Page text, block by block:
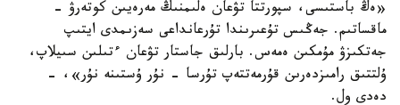
«ەڭ باستىسى، سپورتتا تۋعان ەلىمنىڭ مەرەيىن كوتەرۋ -
ماقساتىم. جەڭىس تۇعىرىندا تۇرعانداعى سەزىمدى ايتىپ
جەتكىزۋ مۇمكىن ەمەس. بارلىق جاستار تۋعان ءتىلىن سىيلاپ،
ۇلتتىق رامىزدەرىن قۇرمەتتەپ تۇرسا - نۇر ۇستىنە نۇر»، -
دەدى ول.